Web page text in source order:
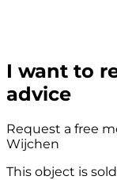
I want to
advice
Request a free
Wijchen
This object is sold